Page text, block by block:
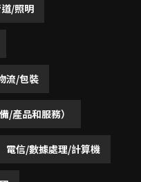
/照明
流/包裝
/產品和服務）
電信/數據處理/計算機